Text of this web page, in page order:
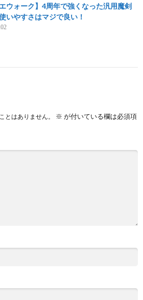
エウォーク】4周年で強くなった汎用魔剣
いやすさはマジで良い！
とはありません。 ※ が付いている欄は必須項